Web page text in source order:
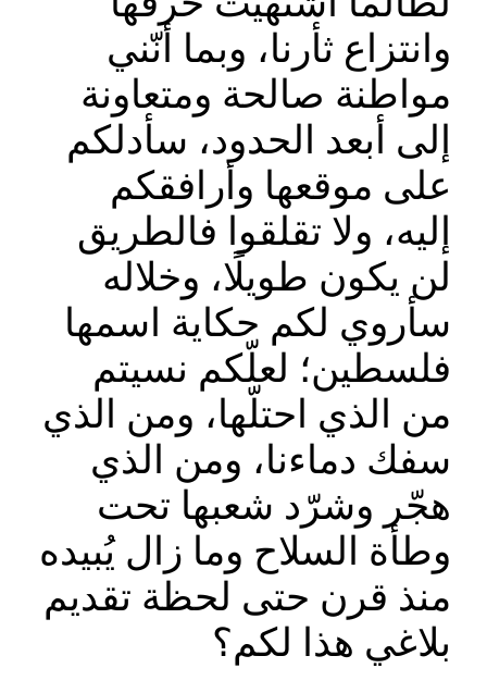
وانتزاع ثأرنا، وبما أنّني
مواطنة صالحة ومتعاونة
إلى أبعد الحدود، سأدلكم
على موقعها وأرافقكم
إليه، ولا تقلقوا فالطريق
لن يكون طويلًا، وخلاله
سأروي لكم حكاية اسمها
فلسطين؛ لعلّكم نسيتم
من الذي احتلّها، ومن الذي
سفك دماءنا، ومن الذي
هجّر وشرّد شعبها تحت
وطأة السلاح وما زال يُبيده
منذ قرن حتى لحظة تقديم
بلاغي هذا لكم؟